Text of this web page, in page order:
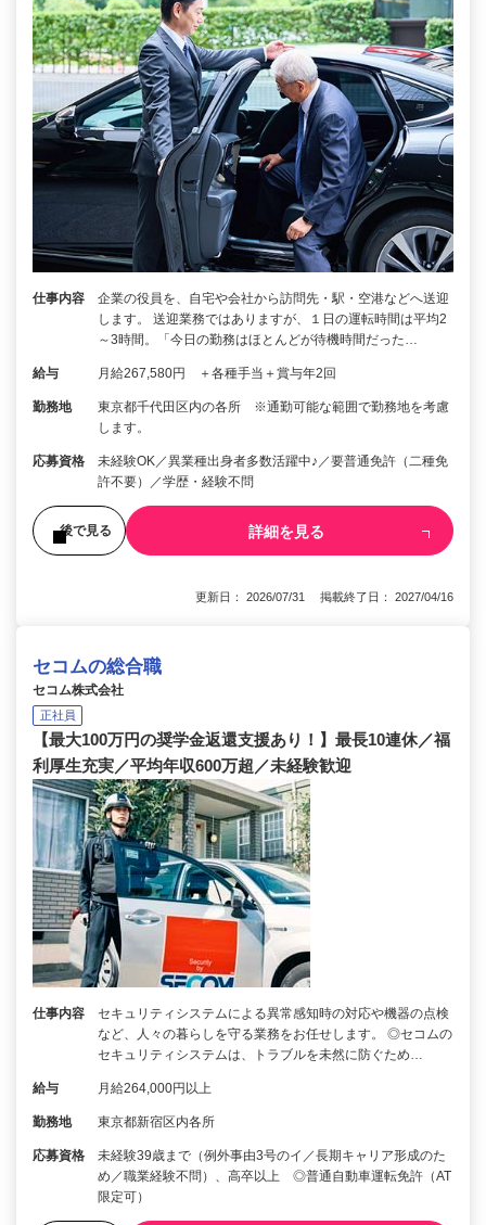
仕事内容
企業の役員を、自宅や会社から訪問先・駅・空港などへ送迎
します。 送迎業務ではありますが、１日の運転時間は平均2
～3時間。「今日の勤務はほとんどが待機時間だった…
給与 月給267,580円 ＋各種手当＋賞与年2回
勤務地
東京都千代田区内の各所 ※通勤可能な範囲で勤務地を考慮
します。
応募資格
未経験OK／異業種出身者多数活躍中♪／要普通免許（二種免
許不要）／学歴・経験不問
後で見る 詳細を見る
更新日： 2026/07/31 掲載終了日： 2027/04/16
セコムの総合職
セコム株式会社
正社員
【最大100万円の奨学金返還支援あり！】最長10連休／福
利厚生充実／平均年収600万超／未経験歓迎
仕事内容
セキュリティシステムによる異常感知時の対応や機器の点検
など、人々の暮らしを守る業務をお任せします。 ◎セコムの
セキュリティシステムは、トラブルを未然に防ぐため…
給与 月給264,000円以上
勤務地 東京都新宿区内各所
応募資格
未経験39歳まで（例外事由3号のイ／長期キャリア形成のた
め／職業経験不問）、高卒以上 ◎普通自動車運転免許（AT
限定可）